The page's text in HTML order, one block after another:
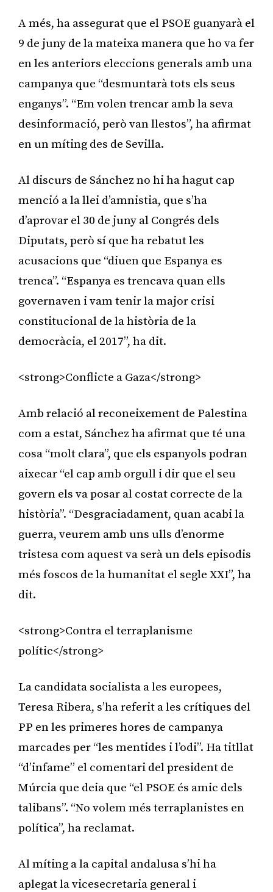
A més, ha assegurat que el PSOE guanyarà el
9 de juny de la mateixa manera que ho va fer
en les anteriors eleccions generals amb una
campanya que “desmuntarà tots els seus
enganys”. “Em volen trencar amb la seva
desinformació, però van llestos”, ha afirmat
en un míting des de Sevilla.
Al discurs de Sánchez no hi ha hagut cap
menció a la llei d’amnistia, que s’ha
d’aprovar el 30 de juny al Congrés dels
Diputats, però sí que ha rebatut les
acusacions que “diuen que Espanya es
trenca”. “Espanya es trencava quan ells
governaven i vam tenir la major crisi
constitucional de la història de la
democràcia, el 2017”, ha dit.
<strong>Conflicte a Gaza</strong>
Amb relació al reconeixement de Palestina
com a estat, Sánchez ha afirmat que té una
cosa “molt clara”, que els espanyols podran
aixecar “el cap amb orgull i dir que el seu
govern els va posar al costat correcte de la
història”. “Desgraciadament, quan acabi la
guerra, veurem amb uns ulls d’enorme
tristesa com aquest va serà un dels episodis
més foscos de la humanitat el segle XXI”, ha
dit.
<strong>Contra el terraplanisme
polític</strong>
La candidata socialista a les europees,
Teresa Ribera, s’ha referit a les crítiques del
PP en les primeres hores de campanya
marcades per “les mentides i l’odi”. Ha titllat
“d’infame” el comentari del president de
Múrcia que deia que “el PSOE és amic dels
talibans”. “No volem més terraplanistes en
política”, ha reclamat.
Al míting a la capital andalusa s’hi ha
aplegat la vicesecretaria general i